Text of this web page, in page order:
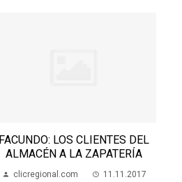
FACUNDO: LOS CLIENTES DEL
ALMACÉN A LA ZAPATERÍA
clicregional.com 11.11.2017